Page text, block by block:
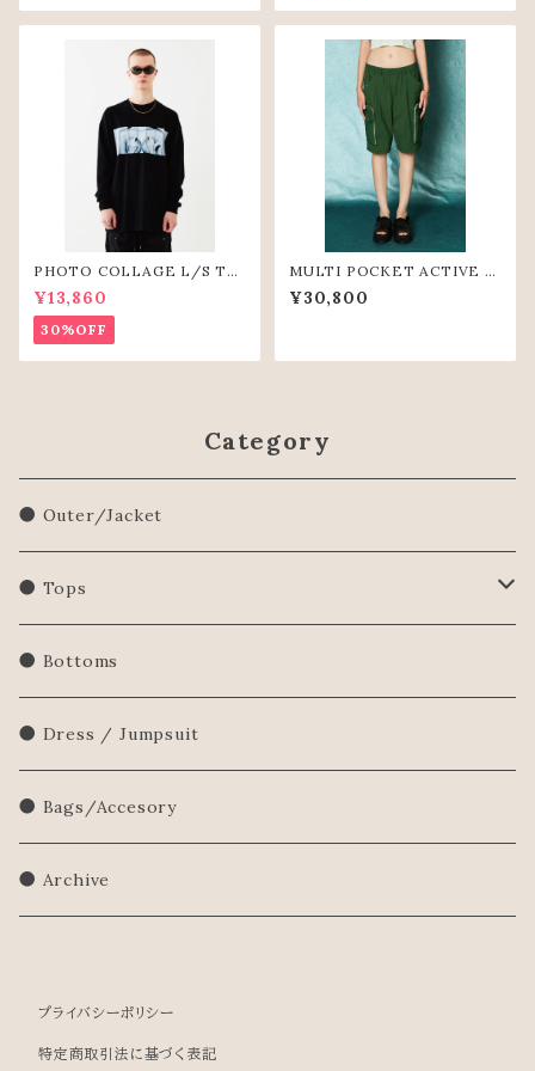
PHOTO COLLAGE L/S TE
E(BLK)
¥13,860
30%OFF
MULTI POCKET ACTIVE S
HORT PANTS(GRN)
¥30,800
Category
● Outer/Jacket
● Tops
Shirts/Blouse
Sweatershirt
Sweater
● Bottoms
● Dress / Jumpsuit
● Bags/Accesory
● Archive
プライバシーポリシー
特定商取引法に基づく表記